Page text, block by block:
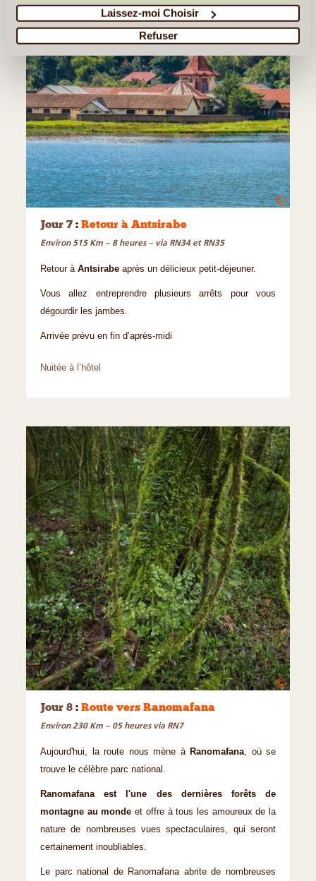
Laissez-moi Choisir
Refuser
©
Jour 7 : Retour à Antsirabe
Environ 515 Km – 8 heures – via RN34 et RN35
Retour à Antsirabe après un délicieux petit-déjeuner.
Vous allez entreprendre plusieurs arrêts pour vous
dégourdir les jambes.
Arrivée prévu en fin d’après-midi
Nuitée à l’hôtel
©
Jour 8 : Route vers Ranomafana
Environ 230 Km – 05 heures via RN7
Aujourd'hui, la route nous mène à Ranomafana, où se
trouve le célèbre parc national.
Ranomafana est l'une des dernières forêts de
montagne au mondeet offre à tous les amoureux de la
nature de nombreuses vues spectaculaires, qui seront
certainement inoubliables.
Le parc national de Ranomafana abrite de nombreuses